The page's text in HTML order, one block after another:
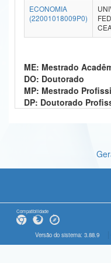
Ministério da Ciência, Tecnologia,
Ministério do Meio Ambiente
Ministério do Desenvolvimento
Controladoria-Geral da União
Gabinete de Segurança
Advocacia-Geral da União
ECONOMIA
(22001018009P0)
ME: Mestrado
DO: Doutorado
MP: Mestrado
DP: Doutorado
Compatibilidade
Versão do sistema: 3.88.9